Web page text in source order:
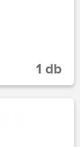
1 db